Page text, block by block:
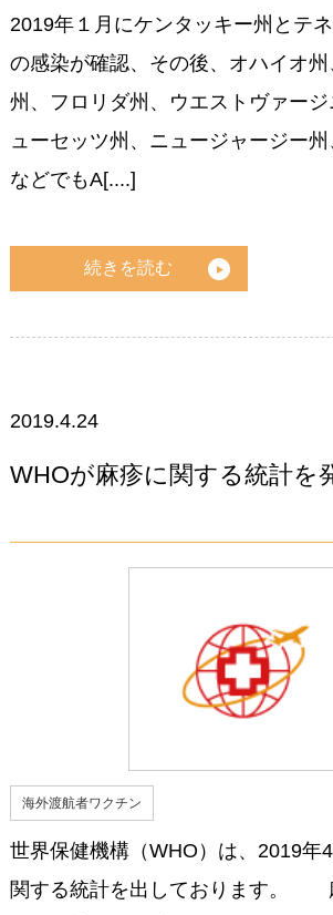
2019年１月にケンタッキー州とテ
の感染が確認、その後、オハイオ
州、フロリダ州、ウエストヴァー
ューセッツ州、ニュージャージー州
などでもA[....]
続きを読む
2019.4.24
WHOが麻疹に関する統計を
海外渡航者ワクチン
世界保健機構（WHO）は、2019年
関する統計を出しております。